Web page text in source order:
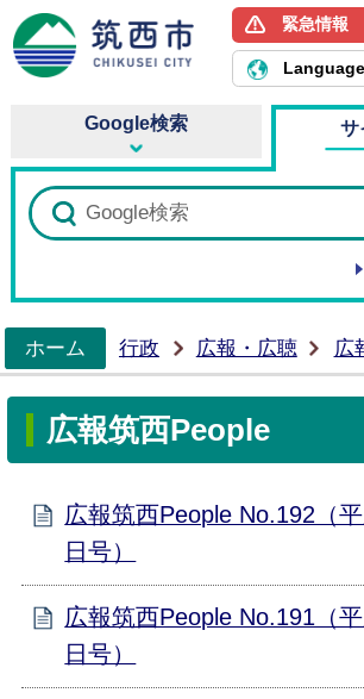
筑西市
緊急情報
Language
Google検索 サ
ホーム
行政 広報・広聴 広
広報筑西People
広報筑西People No.192（
日号）
広報筑西People No.191（
日号）